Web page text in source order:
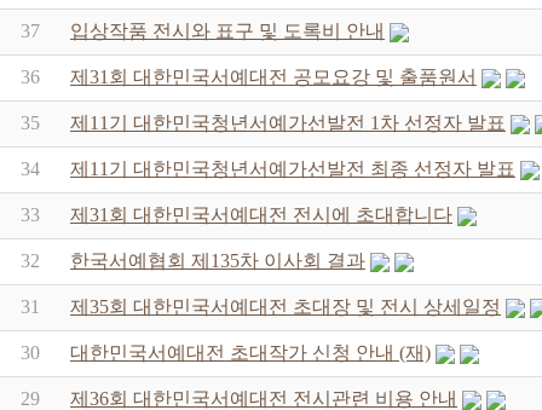
37 입상작품 전시와 표구 및 도록비 안내
36 제31회 대한민국서예대전 공모요강 및 출품원서
35 제11기 대한민국청년서예가선발전 1차 선정자 발표
34 제11기 대한민국청년서예가선발전 최종 선정자 발표
33 제31회 대한민국서예대전 전시에 초대합니다
32 한국서예협회 제135차 이사회 결과
31 제35회 대한민국서예대전 초대장 및 전시 상세일정
30 대한민국서예대전 초대작가 신청 안내 (재)
29 제36회 대한민국서예대전 전시관련 비용 안내